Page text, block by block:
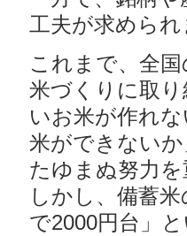
工夫が求めら
これまで、全
米づくりに取
いお米が作れ
米ができない
たゆまぬ努力
しかし、備蓄
で2000円台」